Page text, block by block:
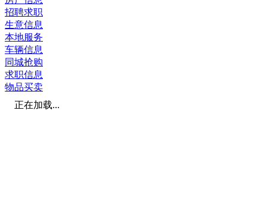
招聘求职
生意信息
本地服务
车辆信息
同城抢购
求职信息
物品买卖
正在加载...